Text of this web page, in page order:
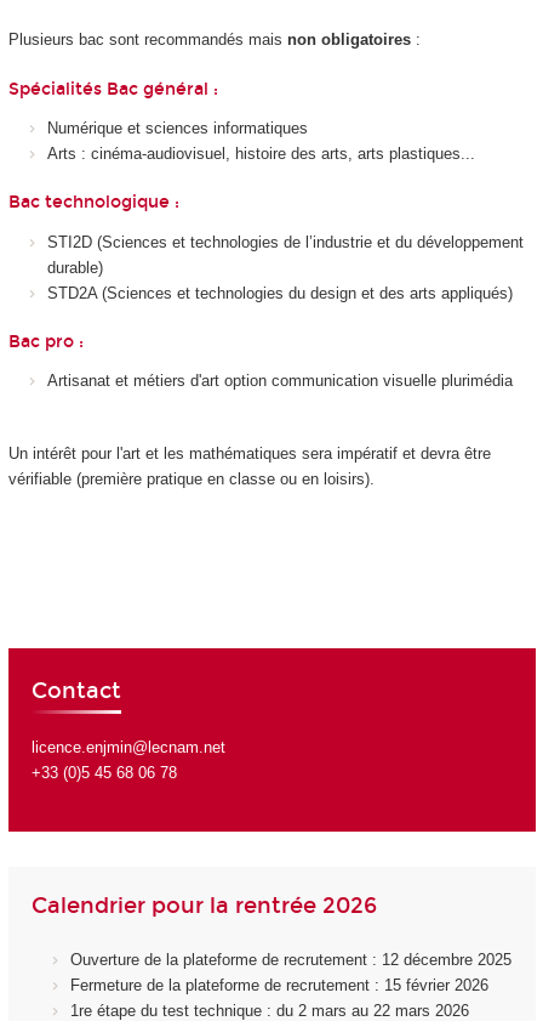
Plusieurs bac sont recommandés mais non obligatoires:
Spécialités Bac général :
Numérique et sciences informatiques
Arts : cinéma-audiovisuel, histoire des arts, arts plastiques...
Bac technologique :
STI2D (Sciences et technologies de l’industrie et du développement
durable)
STD2A (Sciences et technologies du design et des arts appliqués)
Bac pro :
Artisanat et métiers d'art option communication visuelle plurimédia
Un intérêt pour l'art et les mathématiques sera impératif et devra être
vérifiable (première pratique en classe ou en loisirs).
Contact
licence.enjmin@lecnam.net
+33 (0)5 45 68 06 78
Calendrier pour la rentrée 2026
Ouverture de la plateforme de recrutement : 12 décembre 2025
Fermeture de la plateforme de recrutement : 15 février 2026
1re étape du test technique : du 2 mars au 22 mars 2026